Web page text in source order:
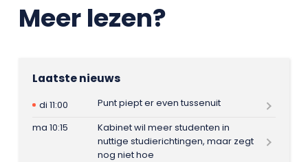
Meer lezen?
Laatste nieuws
di 11:00
Punt piept er even tussenuit
ma 10:15
Kabinet wil meer studenten in
nuttige studierichtingen, maar zegt
nog niet hoe